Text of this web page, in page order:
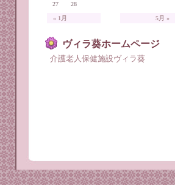
« 1月 5月 »
27 28
ヴィラ葵ホームページ
介護老人保健施設ヴィラ葵